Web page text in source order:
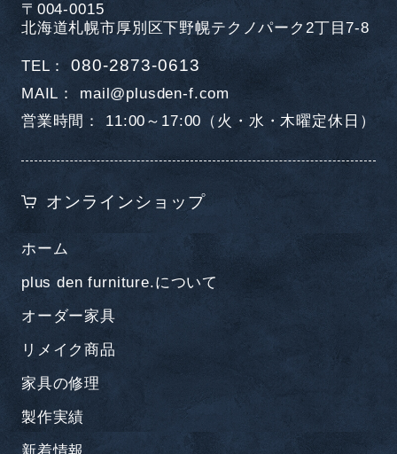
〒004-0015
北海道札幌市厚別区下野幌テクノパーク2丁目7-8
TEL 080-2873-0613
MAIL
mail@plusden-f.com
営業時間
11:00～17:00（火・水・木曜定休日）
オンラインショップ
ホーム
plus den furniture.について
オーダー家具
リメイク商品
家具の修理
製作実績